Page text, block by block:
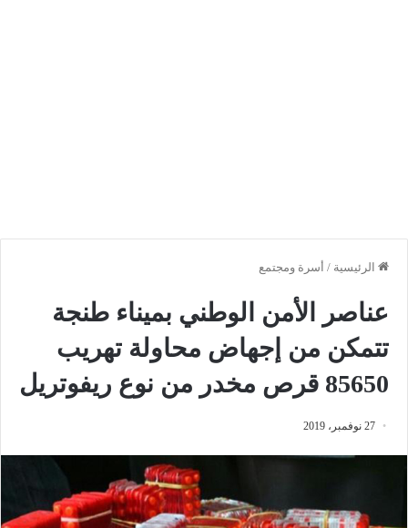
الرئيسية / أسرة ومجتمع
عناصر الأمن الوطني بميناء طنجة
تتمكن من إجهاض محاولة تهريب
85650 قرص مخدر من نوع ريفوتريل
27 نوفمبر، 2019